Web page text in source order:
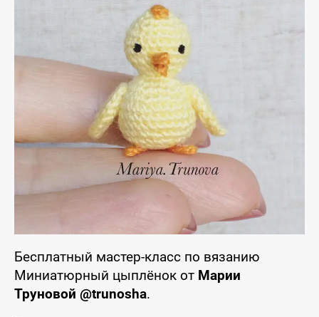
Бесплатный мастер-класс по вязанию
Миниатюрный цыплёнок от Марии
Труновой @trunosha.